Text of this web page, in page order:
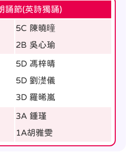
誦節(英詩獨誦)
5C 陳曉曈
2B 吳心瑜
5D 馮梓晴
5D 劉濋儀
3D 羅晞嵐
3A 鍾瑾
1A胡雅雯